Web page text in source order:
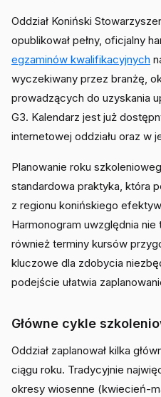
Oddział Koniński
opublikował pełny, oficjalny
egzaminów kwalifikacyjnych
wyczekiwany przez branżę,
prowadzących do uzyskania
G3. Kalendarz jest już
internetowej oddziału oraz w
Planowanie roku
standardowa praktyka, która
z regionu konińskiego
Harmonogram uwzględnia
również terminy kursów
kluczowe dla zdobycia
podejście ułatwia
Główne cykle
Oddział zaplanował kilka
ciągu roku. Tradycyjnie
okresy wiosenne (kwiecień-